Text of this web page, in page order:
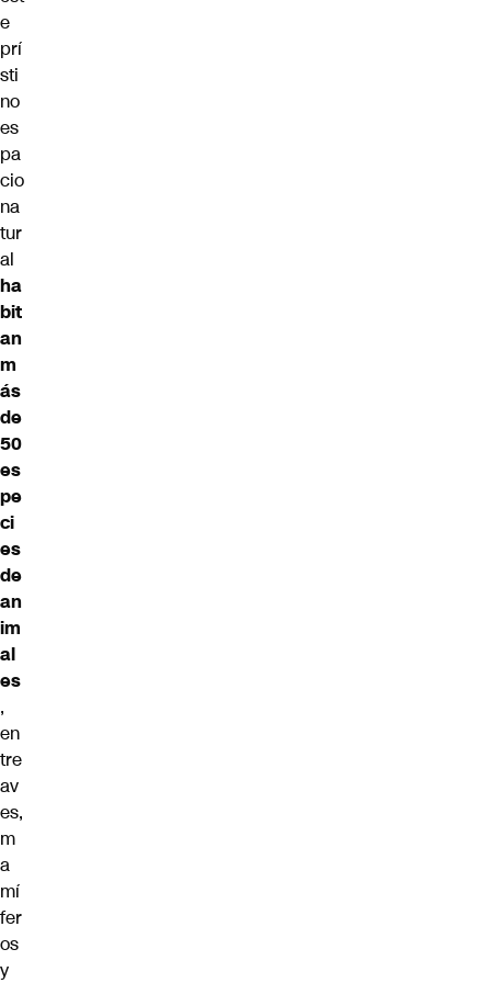
e
prí
sti
no
es
pa
cio
na
tur
al
ha
bit
an
m
ás
de
50
es
pe
ci
es
de
an
im
al
es
,
en
tre
av
es,
m
a
mí
fer
os
y